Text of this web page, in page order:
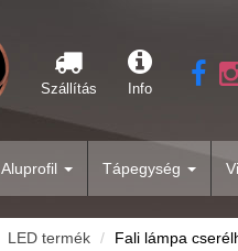
Szállítás Info
Aluprofil Tápegység
LED termék Fali lámpa